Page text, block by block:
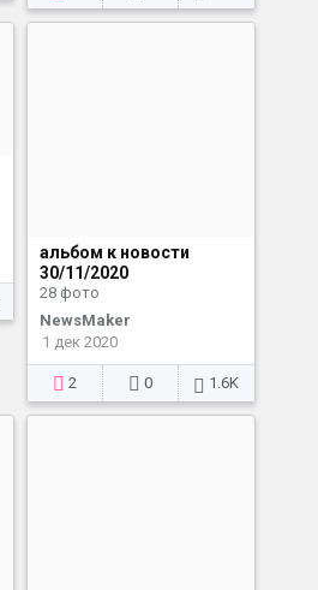
альбом к новости
30/11/2020
28 фото
NewsMaker
1 дек 2020
2 0 1.6K